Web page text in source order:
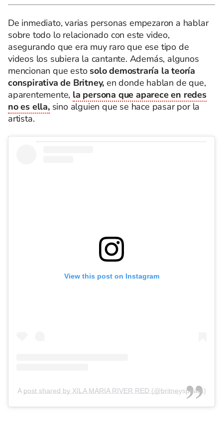
De inmediato, varias personas empezaron a hablar
sobre todo lo relacionado con este video,
asegurando que era muy raro que ese tipo de
videos los subiera la cantante. Además, algunos
mencionan que esto solo demostraría la teoría
conspirativa de Britney,en donde hablan de que,
aparentemente, la persona que aparece en redes
no es ella,sino alguien que se hace pasar por la
artista.
View this post on Instagram
A post shared by XILA MARIA RIVER RED (@britneyspears)